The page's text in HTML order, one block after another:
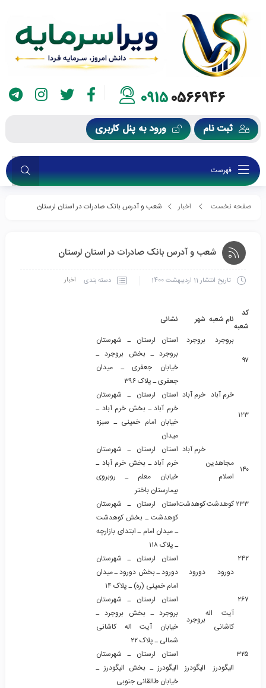
09150566946
ثبت نام ورود به پنل کاربری
فهرست
صفحه نخست اخبار شعب و آدرس بانک صادرات در استان لرستان
شعب و آدرس بانک صادرات در استان لرستان
تاریخ انتشار11 اردیبهشت 1400 دسته بندی اخبار
کد
شعبه
نام شعبه شهر نشانی
۹۷
بروجرد بروجرد
استان لرستان ـ شهرستان
بروجرد ـ بخش بروجرد ـ
خیابان جعفری ـ میدان
جعفری ـ پلاک ۳۹۶
۱۲۳
خرم آباد خرم آباد استان لرستان ـ شهرستان
خرم آباد ـ بخش خرم آباد ـ
خیابان امام خمینی ـ سبزه
میدان
۱۴۰
مجاهدین
اسلام
خرم آباد استان لرستان ـ شهرستان
خرم آباد ـ بخش خرم آباد ـ
خیابان معلم ـ روبروی
بیمارستان باختر
۲۳۳ کوهدشتکوهدشتاستان لرستان ـ شهرستان
کوهدشت ـ بخش کوهدشت
ـ میدان امام ـ ابتدای بازارچه
ـ پلاک ۱۱۸
۲۴۲
دورود
دورود
استان لرستان ـ شهرستان
دورود ـ بخش دورود ـ میدان
امام خمینی (ره) ـ پلاک ۱۴
۲۶۷
آیت اله
کاشانی
بروجرد
استان لرستان ـ شهرستان
بروجرد ـ بخش بروجرد ـ
خیابان آیت اله کاشانی
شمالی ـ پلاک ۲۲
۳۲۵
الیگودرز
الیگودرز
استان لرستان ـ شهرستان
الیگودرز ـ بخش الیگودرز ـ
خیابان طالقانی جنوبی